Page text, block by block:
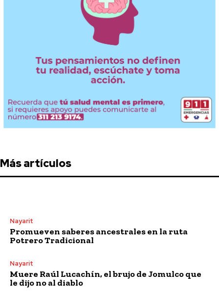
Más artículos
Nayarit
Promueven saberes ancestrales en la ruta
Potrero Tradicional
Nayarit
Muere Raúl Lucachín, el brujo de Jomulco que
le dijo no al diablo